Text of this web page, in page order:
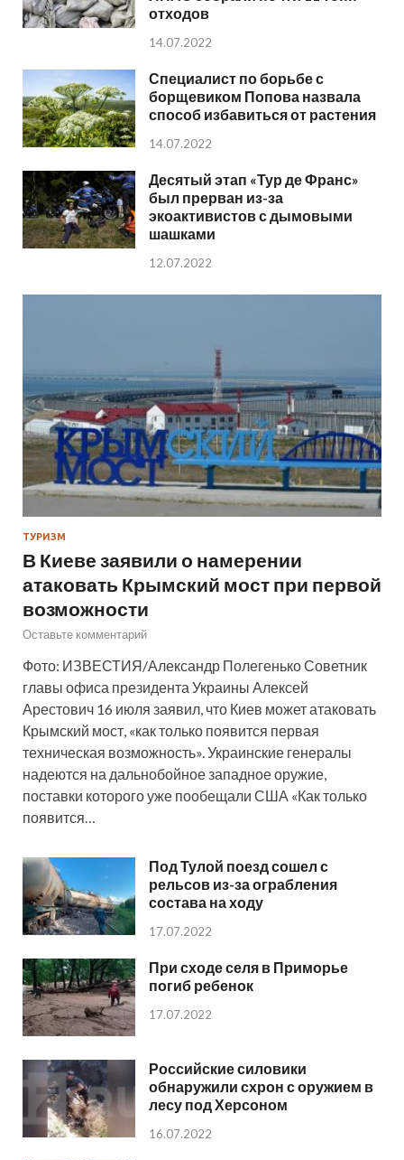
отходов
14.07.2022
Специалист по борьбе с
борщевиком Попова назвала
способ избавиться от растения
14.07.2022
Десятый этап «Тур де Франс»
был прерван из-за
экоактивистов с дымовыми
шашками
12.07.2022
ТУРИЗМ
В Киеве заявили о намерении
атаковать Крымский мост при первой
возможности
Оставьте комментарий
Фото: ИЗВЕСТИЯ/Александр Полегенько Советник
главы офиса президента Украины Алексей
Арестович 16 июля заявил, что Киев может атаковать
Крымский мост, «как только появится первая
техническая возможность». Украинские генералы
надеются на дальнобойное западное оружие,
поставки которого уже пообещали США «Как только
появится…
Под Тулой поезд сошел с
рельсов из-за ограбления
состава на ходу
17.07.2022
При сходе селя в Приморье
погиб ребенок
17.07.2022
Российские силовики
обнаружили схрон с оружием в
лесу под Херсоном
16.07.2022